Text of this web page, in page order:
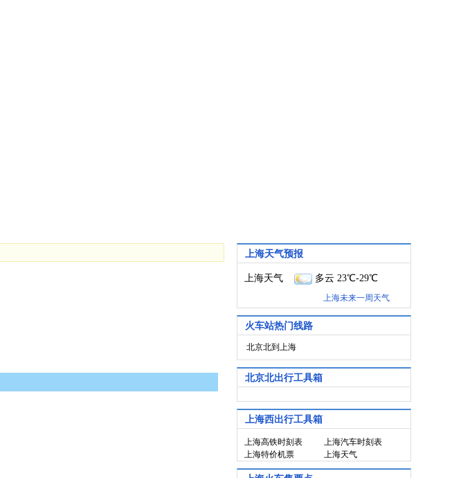
上海天气预报
上海天气 多云 23℃-29℃
上海未来一周天气
火车站热门线路
北京北到上海
北京北出行工具箱
上海西出行工具箱
上海高铁时刻表
上海汽车时刻表
上海特价机票
上海天气